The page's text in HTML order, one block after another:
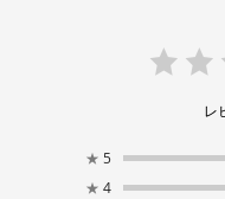
レ
★ 5
★ 4